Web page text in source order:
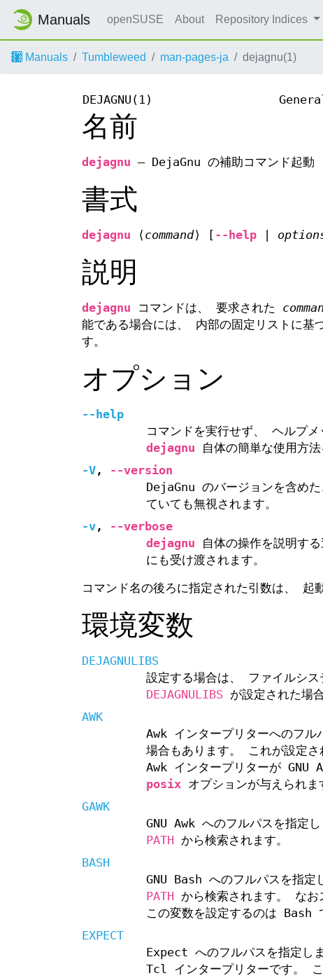
Manuals openSUSE About Repository Indices
Manuals Tumbleweed man-pages-ja dejagnu(1)
DEJAGNU(1)
名前
dejagnu — DejaGnu の補助コマンド起動
書式
dejagnu ⟨ command⟩ [ --help
説明
dejagnu コマンドは、 要求された
能である場合には、 内部の固定リストに基
す。
オプション
--help
コマンドを実行せず、 ヘルプ
dejagnu 自体の簡単な使用方法
-V,
--version
DejaGnu のバージョンを含め
ていても無視されます。
-v,
--verbose
dejagnu 自体の操作を説明す
にも受け渡されます。
コマンド名の後ろに指定された引数は、 起
環境変数
DEJAGNULIBS
設定する場合は、 ファイルシ
DEJAGNULIBS が設定された場
AWK
Awk インタープリターへのフ
場合もあります。 これが設定さ
Awk インタープリターが GNU
posixオプションが与えられま
GAWK
GNU Awk へのフルパスを指定
PATH から検索されます。
BASH
GNU Bash へのフルパスを指定
PATH から検索されます。 な
この変数を設定するのは Bash
EXPECT
Expect へのフルパスを指定し
Tcl インタープリターです。